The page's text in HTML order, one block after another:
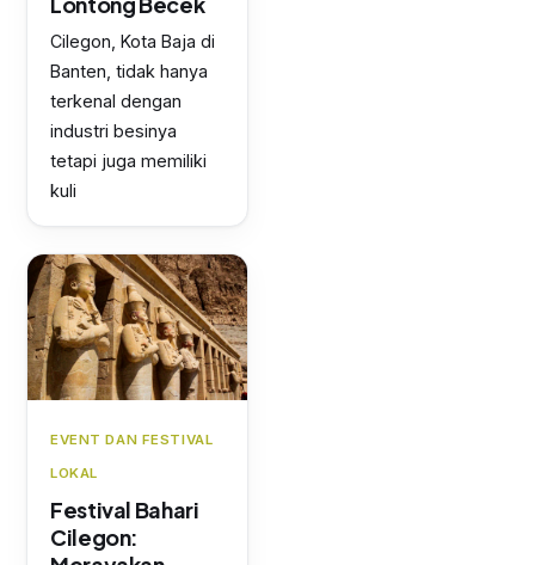
Cilegon, Kota Baja di
Banten, tidak hanya
terkenal dengan
industri besinya
tetapi juga memiliki
kuli
EVENT DAN FESTIVAL
LOKAL
Festival Bahari
Cilegon: